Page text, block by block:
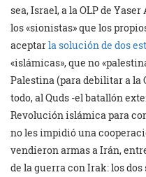
sea, Israel, a la OLP de
los «sionistas» que los
aceptarla solución de dos
«islámicas», que no
Palestina (para debilitar a la
todo, al Quds -el batallón
Revolución islámica para
no les impidió una
vendieron armas a Irán,
de la guerra con Irak: los